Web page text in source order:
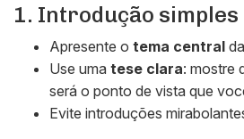
1. Introdução
Apresente o tema central
Use uma tese clara: mostre
será o ponto de vista que
Evite introduções